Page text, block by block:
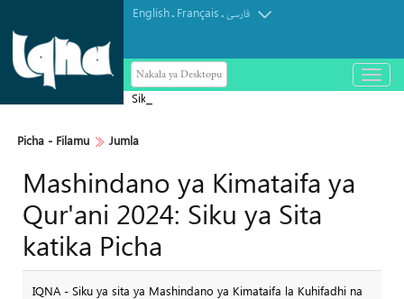
English. Français.فارسی
Nakala ya Desktopu
باز
و
Siku ya Ashura mjini Witu, Kaunti ya
Picha‎ - Filamu‎
Jumla
Mashindano ya Kimataifa ya
Qur'ani 2024: Siku ya Sita
katika Picha
IQNA - Siku ya sita ya Mashindano ya Kimataifa la Kuhifadhi na